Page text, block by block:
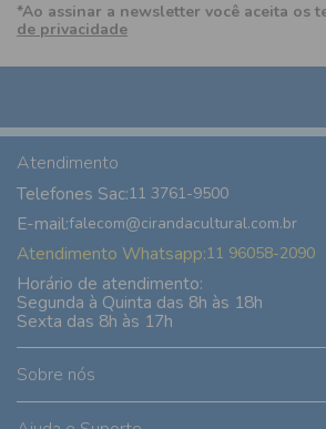
*Ao assinar a newsletter você aceita os
de privacidade
Sobre nós
Atendimento
Telefones Sac:11 3761-9500
E-mail:falecom@cirandacultural.com.br
Atendimento Whatsapp:11 96058-2090
Horário de atendimento:
Segunda à Quinta das 8h às 18h
Sexta das 8h às 17h